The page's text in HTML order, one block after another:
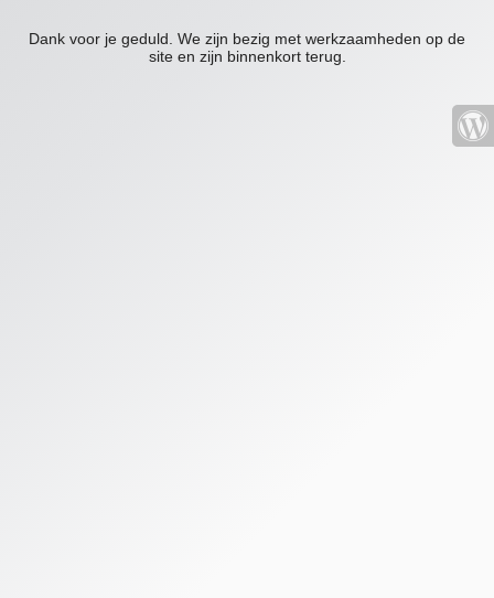
Dank voor je geduld. We zijn bezig met werkzaamheden op de
site en zijn binnenkort terug.